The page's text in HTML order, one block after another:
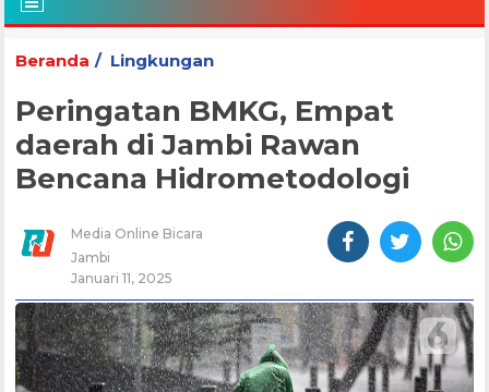
Beranda Lingkungan
Peringatan BMKG, Empat
daerah di Jambi Rawan
Bencana Hidrometodologi
Media Online Bicara
Jambi
Januari 11, 2025